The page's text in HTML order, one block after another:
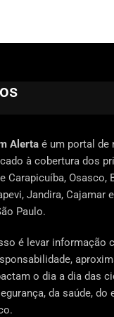
Alerta é um portal de
à cobertura dos
Carapicuíba, Osasco,
Jandira, Cajamar
Paulo.
é levar informação
o dia a dia das
da saúde, do